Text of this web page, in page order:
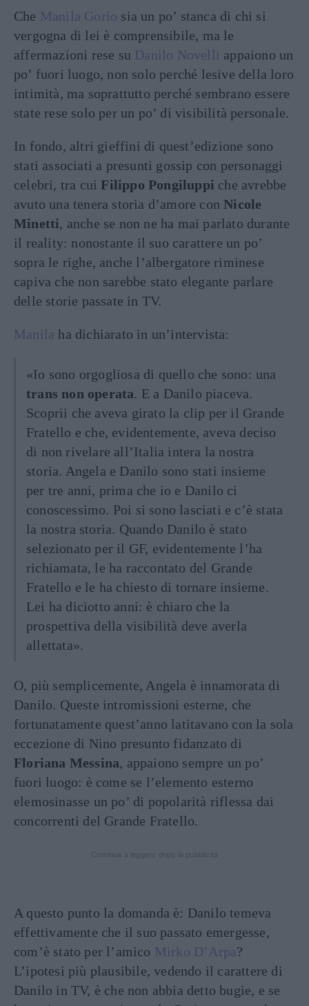
Che Manila Gorio sia un po’ stanca di chi si
vergogna di lei è comprensibile, ma le
affermazioni rese su Danilo Novelli appaiono un
po’ fuori luogo, non solo perché lesive della loro
intimità, ma soprattutto perché sembrano essere
state rese solo per un po’ di visibilità personale.
In fondo, altri gieffini di quest’edizione sono
stati associati a presunti gossip con personaggi
celebri, tra cuiFilippo Pongiluppi che avrebbe
avuto una tenera storia d’amore conNicole
Minetti, anche se non ne ha mai parlato durante
il reality: nonostante il suo carattere un po’
sopra le righe, anche l’albergatore riminese
capiva che non sarebbe stato elegante parlare
delle storie passate in TV.
Manila ha dichiarato in un’intervista:
«Io sono orgogliosa di quello che sono: una
trans non operata. E a Danilo piaceva.
Scoprii che aveva girato la clip per il Grande
Fratello e che, evidentemente, aveva deciso
di non rivelare all’Italia intera la nostra
storia. Angela e Danilo sono stati insieme
per tre anni, prima che io e Danilo ci
conoscessimo. Poi si sono lasciati e c’è stata
la nostra storia. Quando Danilo è stato
selezionato per il GF, evidentemente l’ha
richiamata, le ha raccontato del Grande
Fratello e le ha chiesto di tornare insieme.
Lei ha diciotto anni: è chiaro che la
prospettiva della visibilità deve averla
allettata».
O, più semplicemente, Angela è innamorata di
Danilo. Queste intromissioni esterne, che
fortunatamente quest’anno latitavano con la sola
eccezione di Nino presunto fidanzato di
Floriana Messina, appaiono sempre un po’
fuori luogo: è come se l’elemento esterno
elemosinasse un po’ di popolarità riflessa dai
concorrenti del Grande Fratello.
A questo punto la domanda è: Danilo temeva
effettivamente che il suo passato emergesse,
com’è stato per l’amico Mirko D’Arpa?
L’ipotesi più plausibile, vedendo il carattere di
Danilo in TV, è che non abbia detto bugie, e se